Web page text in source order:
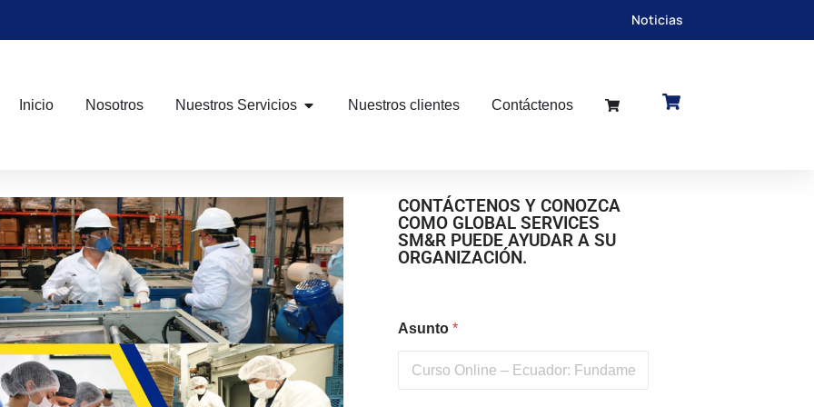
Noticias
Inicio Nosotros Nuestros Servicios Nuestros clientes Contáctenos
CONTÁCTENOS Y CONOZCA
COMO GLOBAL SERVICES
SM&R PUEDE AYUDAR A SU
ORGANIZACIÓN.
Asunto *